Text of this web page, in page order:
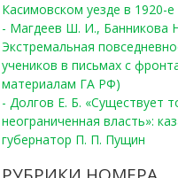
Касимовском уезде в 1920-е
- Магдеев Ш. И., Банникова
Экстремальная
учеников в письмах с
материалам ГА РФ)
- Долгов Е. Б. «Существует
неограниченная власть»:
губернатор П. П. Пущин